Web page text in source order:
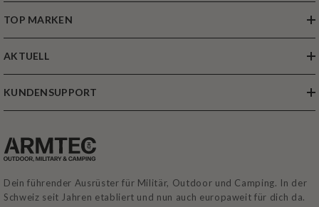
TOP MARKEN
AKTUELL
KUNDENSUPPORT
Dein führender Ausrüster für Militär, Outdoor und Camping. In der
Schweiz seit Jahren etabliert und nun auch europaweit für dich da.